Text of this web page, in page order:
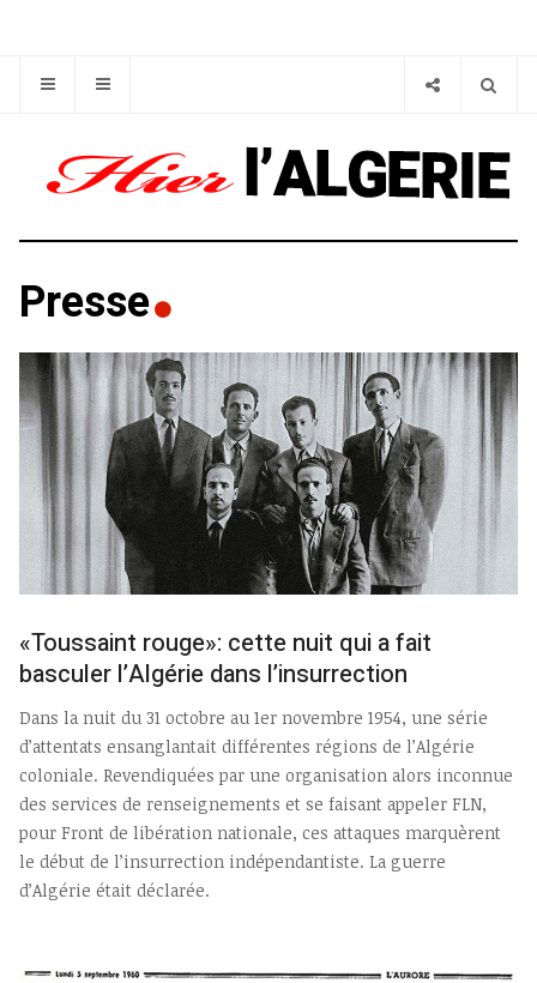
Presse
«Toussaint rouge»: cette nuit qui a fait
basculer l’Algérie dans l’insurrection
Dans la nuit du 31 octobre au 1er novembre 1954, une série
d’attentats ensanglantait différentes régions de l’Algérie
coloniale. Revendiquées par une organisation alors inconnue
des services de renseignements et se faisant appeler FLN,
pour Front de libération nationale, ces attaques marquèrent
le début de l’insurrection indépendantiste. La guerre
d’Algérie était déclarée.